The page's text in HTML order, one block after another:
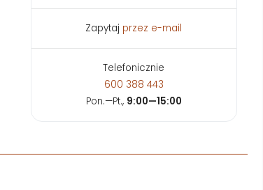
Zapytaj przez e-mail
Telefonicznie
600 388 443
Pon.—Pt., 9:00—15:00